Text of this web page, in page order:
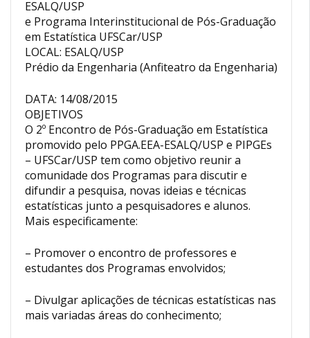
ESALQ/USP
e Programa Interinstitucional de Pós-Graduação
em Estatística UFSCar/USP
LOCAL: ESALQ/USP
Prédio da Engenharia (Anfiteatro da Engenharia)
DATA: 14/08/2015
OBJETIVOS
O 2º Encontro de Pós-Graduação em Estatística
promovido pelo PPGA.EEA-ESALQ/USP e PIPGEs
– UFSCar/USP tem como objetivo reunir a
comunidade dos Programas para discutir e
difundir a pesquisa, novas ideias e técnicas
estatísticas junto a pesquisadores e alunos.
Mais especificamente:
– Promover o encontro de professores e
estudantes dos Programas envolvidos;
– Divulgar aplicações de técnicas estatísticas nas
mais variadas áreas do conhecimento;